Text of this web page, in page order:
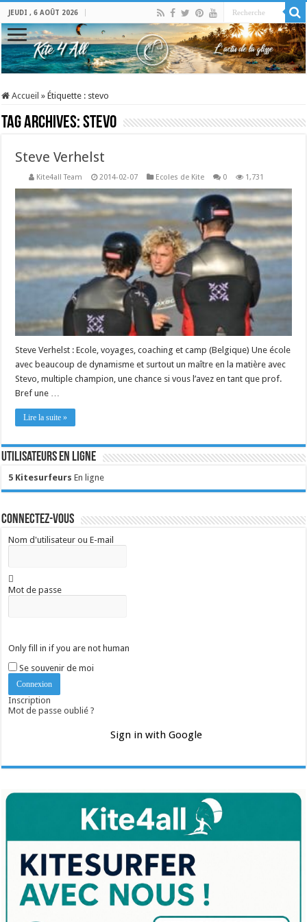
JEUDI , 6 AOÛT 2026
Accueil » Étiquette : stevo
Tag Archives:stevo
Steve Verhelst
Kite4all Team 2014-02-07 Ecoles de Kite 0 1,731
Steve Verhelst : Ecole, voyages, coaching et camp (Belgique) Une école
avec beaucoup de dynamisme et surtout un maître en la matière avec
Stevo, multiple champion, une chance si vous l’avez en tant que prof.
Bref une …
Lire la suite »
Utilisateurs en ligne
5 Kitesurfeurs En ligne
Connectez-vous
Nom d'utilisateur ou E-mail
Mot de passe
Only fill in if you are not human
Se souvenir de moi
Inscription
Mot de passe oublié ?
Sign in with Google